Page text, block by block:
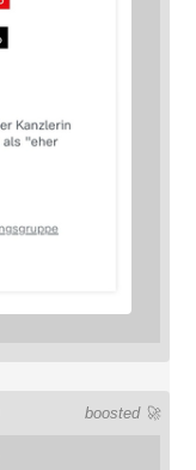
boosted 🚀